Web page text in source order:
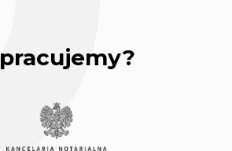
pracujemy?